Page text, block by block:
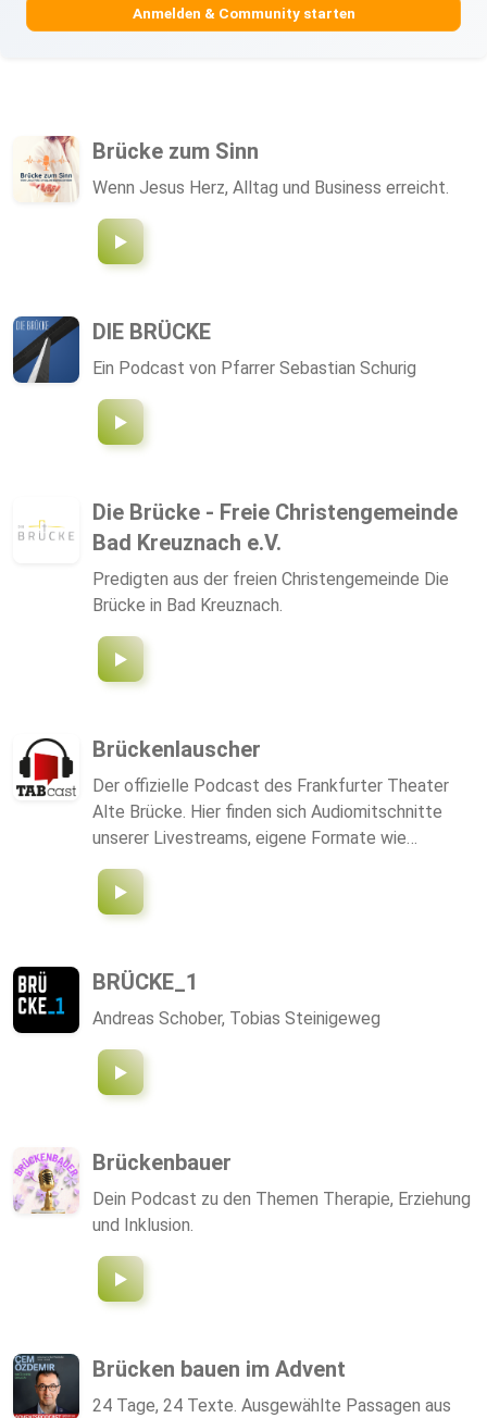
Brücke zum Sinn
Wenn Jesus Herz, Alltag und Business erreicht.
DIE BRÜCKE
Ein Podcast von Pfarrer Sebastian Schurig
Die Brücke - Freie Christengemeinde
Bad Kreuznach e.V.
Predigten aus der freien Christengemeinde Die
Brücke in Bad Kreuznach.
Brückenlauscher
Der offizielle Podcast des Frankfurter Theater
Alte Brücke. Hier finden sich Audiomitschnitte
unserer Livestreams, eigene Formate wie
"Theatre Geeks", "Prima Vista Plays" und mehr!
Jetzt abonnieren!
BRÜCKE_1
Andreas Schober, Tobias Steinigeweg
Brückenbauer
Dein Podcast zu den Themen Therapie, Erziehung
und Inklusion.
Brücken bauen im Advent
24 Tage, 24 Texte. Ausgewählte Passagen aus
Anmelden & Community starten